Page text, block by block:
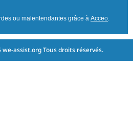
ou malentendantes grâce à Acceo.
assist.org Tous droits réservés.